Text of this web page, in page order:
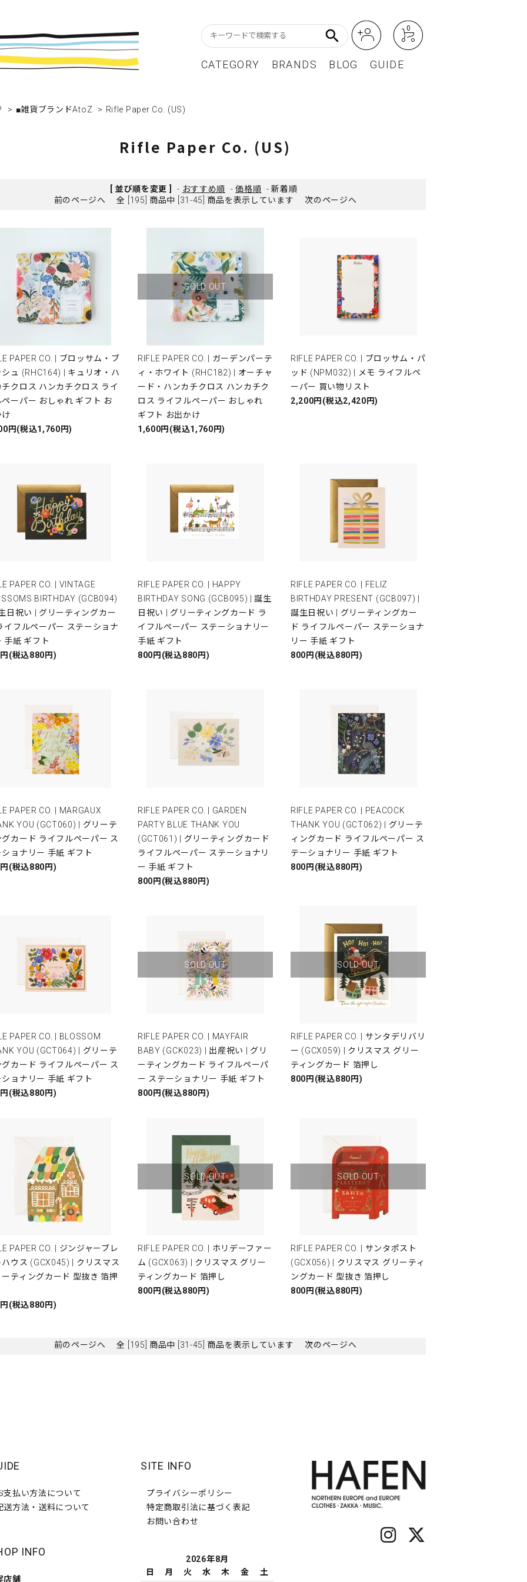
search 0
CATEGORY
ターフレーム カレンダー
グリーティングカード レディースファッション
OUTLET / アウトレット
BRANDS
ブランドAtoZ アパレルブランドAtoZ
BLOG
In Staff Blog
GUIDE
> ■雑貨ブランドAtoZ > Rifle Paper Co. (US)
Rifle Paper Co. (US)
[ 並び順を変更 ] - おすすめ順 -価格順 -新着順
前のページへ
全 [195] 商品中 [31-45] 商品を表示しています 次のページへ
PAPER CO. | ブロッサム・ブ
シュ (RHC164) | キュリオ・ハ
チクロス ハンカチクロス ライ
ペーパー おしゃれ ギフト お
け
円(税込1,760円)
SOLD OUT
RIFLE PAPER CO. | ガーデンパーテ
ィ・ホワイト (RHC182) | オーチャ
ード・ハンカチクロス ハンカチク
ロス ライフルペーパー おしゃれ
ギフト お出かけ
1,600円(税込1,760円)
RIFLE PAPER CO. | ブロッサム・パ
ッド (NPM032) | メモ ライフルペ
ーパー 買い物リスト
2,200円(税込2,420円)
PAPER CO. | VINTAGE
BIRTHDAY (GCB094)
日祝い | グリーティングカー
イフルペーパー ステーショナ
手紙 ギフト
(税込880円)
RIFLE PAPER CO. | HAPPY
BIRTHDAY SONG (GCB095) | 誕生
日祝い | グリーティングカード ラ
イフルペーパー ステーショナリー
手紙 ギフト
800円(税込880円)
RIFLE PAPER CO. | FELIZ
BIRTHDAY PRESENT (GCB097) |
誕生日祝い | グリーティングカー
ド ライフルペーパー ステーショナ
リー 手紙 ギフト
800円(税込880円)
PAPER CO. | MARGAUX
YOU (GCT060) | グリーテ
グカード ライフルペーパー ス
ショナリー 手紙 ギフト
(税込880円)
RIFLE PAPER CO. | GARDEN
PARTY BLUE THANK YOU
(GCT061) | グリーティングカード
ライフルペーパー ステーショナリ
ー 手紙 ギフト
800円(税込880円)
RIFLE PAPER CO. | PEACOCK
THANK YOU (GCT062) | グリーテ
ィングカード ライフルペーパー ス
テーショナリー 手紙 ギフト
800円(税込880円)
PAPER CO. | BLOSSOM
YOU (GCT064) | グリーテ
グカード ライフルペーパー ス
ショナリー 手紙 ギフト
(税込880円)
SOLD OUT
RIFLE PAPER CO. | MAYFAIR
BABY (GCK023) | 出産祝い | グリ
ーティングカード ライフルペーパ
ー ステーショナリー 手紙 ギフト
800円(税込880円)
SOLD OUT
RIFLE PAPER CO. | サンタデリバリ
ー (GCX059) | クリスマス グリー
ティングカード 箔押し
800円(税込880円)
PAPER CO. | ジンジャーブレ
ハウス (GCX045) | クリスマス
ーティングカード 型抜き 箔押
(税込880円)
SOLD OUT
RIFLE PAPER CO. | ホリデーファー
ム (GCX063) | クリスマス グリー
ティングカード 箔押し
800円(税込880円)
SOLD OUT
RIFLE PAPER CO. | サンタポスト
(GCX056) | クリスマス グリーティ
ングカード 型抜き 箔押し
800円(税込880円)
前のページへ 全 [195] 商品中 [31-45] 商品を表示しています 次のページへ
支払い方法について
送方法・送料について
INFO
店舗
SITE INFO
プライバシーポリシー
特定商取引法に基づく表記
お問い合わせ
2026年8月
日
月 火 水 木 金
土